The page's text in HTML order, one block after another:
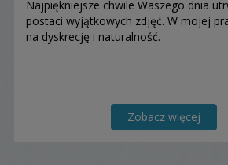
Najpiękniejsze chwile Waszego dnia
postaci wyjątkowych zdjęć. W mojej
na dyskrecję i naturalność.
Zobacz więcej